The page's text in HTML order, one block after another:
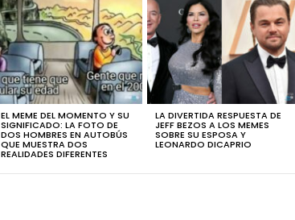
EL MEME DEL MOMENTO Y SU
SIGNIFICADO: LA FOTO DE
DOS HOMBRES EN AUTOBÚS
QUE MUESTRA DOS
REALIDADES DIFERENTES
LA DIVERTIDA RESPUESTA DE
JEFF BEZOS A LOS MEMES
SOBRE SU ESPOSA Y
LEONARDO DICAPRIO